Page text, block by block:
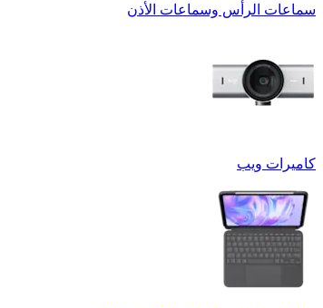
سماعات الرأس وسماعات الأذن
كاميرات ويب